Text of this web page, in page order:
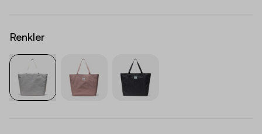
Renkler